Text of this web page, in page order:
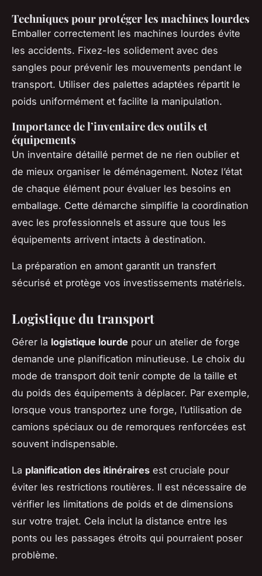
Techniques pour protéger les machines lourdes
Emballer correctement les machines lourdes évite
les accidents. Fixez-les solidement avec des
sangles pour prévenir les mouvements pendant le
transport. Utiliser des palettes adaptées répartit le
poids uniformément et facilite la manipulation.
Importance de l’inventaire des outils et
équipements
Un inventaire détaillé permet de ne rien oublier et
de mieux organiser le déménagement. Notez l’état
de chaque élément pour évaluer les besoins en
emballage. Cette démarche simplifie la coordination
avec les professionnels et assure que tous les
équipements arrivent intacts à destination.
La préparation en amont garantit un transfert
sécurisé et protège vos investissements matériels.
Logistique du transport
Gérer la logistique lourde pour un atelier de forge
demande une planification minutieuse. Le choix du
mode de transport doit tenir compte de la taille et
du poids des équipements à déplacer. Par exemple,
lorsque vous transportez une forge, l’utilisation de
camions spéciaux ou de remorques renforcées est
souvent indispensable.
La planification des itinéraires est cruciale pour
éviter les restrictions routières. Il est nécessaire de
vérifier les limitations de poids et de dimensions
sur votre trajet. Cela inclut la distance entre les
ponts ou les passages étroits qui pourraient poser
problème.